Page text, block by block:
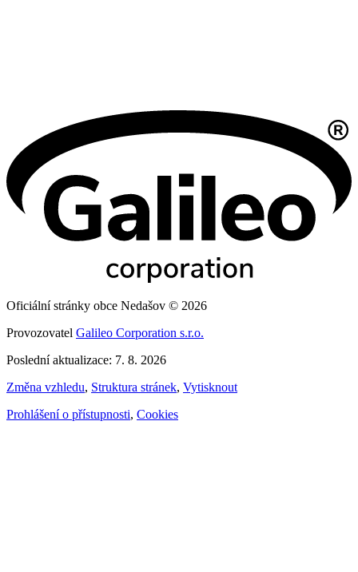
Oficiální stránky obce Nedašov © 2026
Provozovatel Galileo Corporation s.r.o.
Poslední aktualizace: 7. 8. 2026
Změna vzhledu, Struktura stránek, Vytisknout
Prohlášení o přístupnosti, Cookies